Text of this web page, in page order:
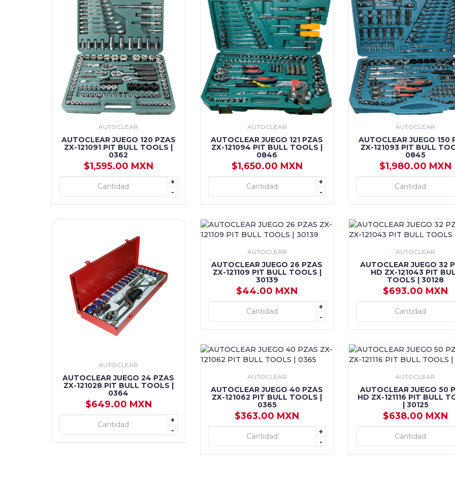
AUTOCLEAR
AUTOCLEAR JUEGO 120 PZAS
ZX-121091 PIT BULL TOOLS |
0362
$1,595.00 MXN
+
-
+ AGREGAR
AUTOCLEAR
AUTOCLEAR JUEGO 121 PZAS
ZX-121094 PIT BULL TOOLS |
0846
$1,650.00 MXN
+
-
+ AGREGAR
AUTOCLEAR
AUTOCLEAR JUEGO 150
ZX-121093 PIT BULL
0845
$1,980.00 MXN
+ AGREGAR
AUTOCLEAR
AUTOCLEAR JUEGO 24 PZAS
ZX-121028 PIT BULL TOOLS |
0364
$649.00 MXN
+
-
+ AGREGAR
AUTOCLEAR
AUTOCLEAR JUEGO 26 PZAS
ZX-121109 PIT BULL TOOLS |
30139
$44.00 MXN
+
-
+ AGREGAR
AUTOCLEAR
AUTOCLEAR JUEGO 32
HD ZX-121043 PIT
TOOLS | 30128
$693.00 MXN
+ AGREGAR
AUTOCLEAR
AUTOCLEAR JUEGO 40 PZAS
ZX-121062 PIT BULL TOOLS |
0365
$363.00 MXN
+
-
+ AGREGAR
AUTOCLEAR
AUTOCLEAR JUEGO 50
HD ZX-121116 PIT BULL
| 30125
$638.00 MXN
+ AGREGAR